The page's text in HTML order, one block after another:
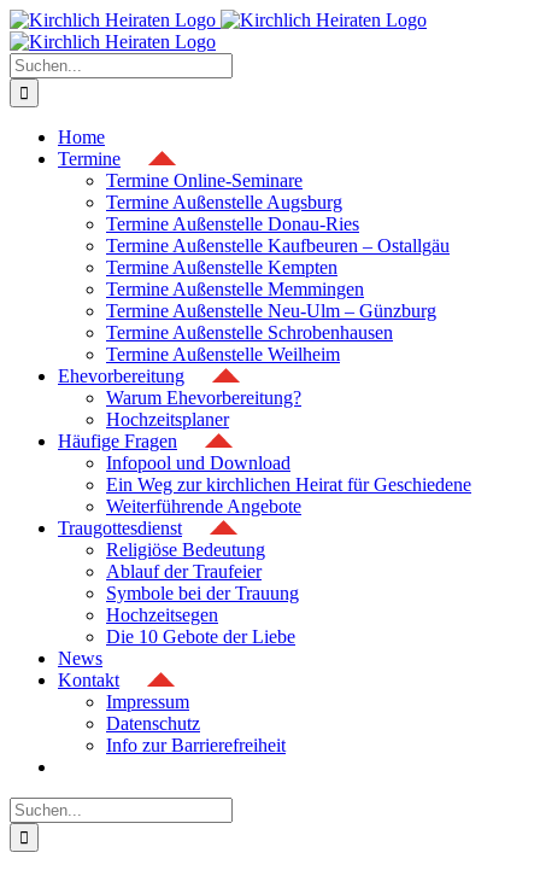
Zum
Inhalt
springen
Suche
nach:
Home
Termine
Termine Online-Seminare
Termine Außenstelle Augsburg
Termine Außenstelle Donau-Ries
Termine Außenstelle Kaufbeuren – Ostallgäu
Termine Außenstelle Kempten
Termine Außenstelle Memmingen
Termine Außenstelle Neu-Ulm – Günzburg
Termine Außenstelle Schrobenhausen
Termine Außenstelle Weilheim
Ehevorbereitung
Warum Ehevorbereitung?
Hochzeitsplaner
Häufige Fragen
Infopool und Download
Ein Weg zur kirchlichen Heirat für Geschiedene
Weiterführende Angebote
Traugottesdienst
Religiöse Bedeutung
Ablauf der Traufeier
Symbole bei der Trauung
Hochzeitsegen
Die 10 Gebote der Liebe
News
Kontakt
Impressum
Datenschutz
Info zur Barrierefreiheit
Suche
nach: